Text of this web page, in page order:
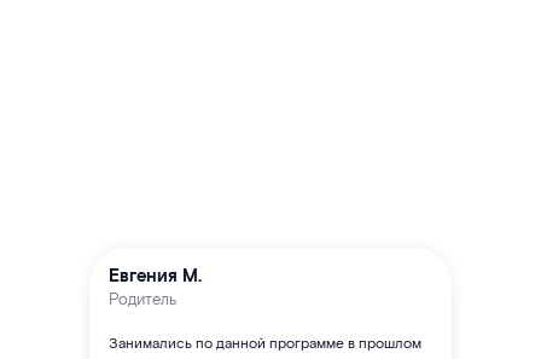
Евгения М.
Родитель
Занимались по данной программе в прошлом